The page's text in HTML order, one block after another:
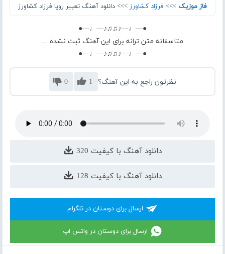
فاز موزیک >>> فرزاد کشاورز >>> دانلود آهنگ تعبیر رویا فرزاد کشاورز
●—♩—♪♫♫♪—♩—●
متاسفانه متن ترانه برای این آهنگ ثبت نشده ...
●—♩—♪♫♫♪—♩—●
نظرتون راجع به این آهنگ؟ 1
0
دانلود آهنگ با کیفیت 320
دانلود آهنگ با کیفیت 128
ارسال برای دوستان در تلگرام
ارسال برای دوستان در واتس اپ